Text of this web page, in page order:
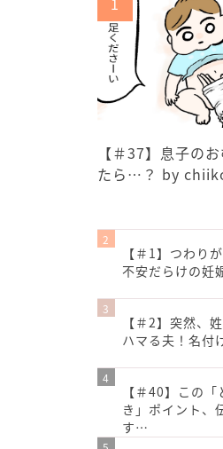
【＃37】息子の
たら…？ by
【＃1】つわり
不安だらけの妊
【＃2】突然、
ハマる夫！名付
【＃40】この「
き」ポイント、
す…